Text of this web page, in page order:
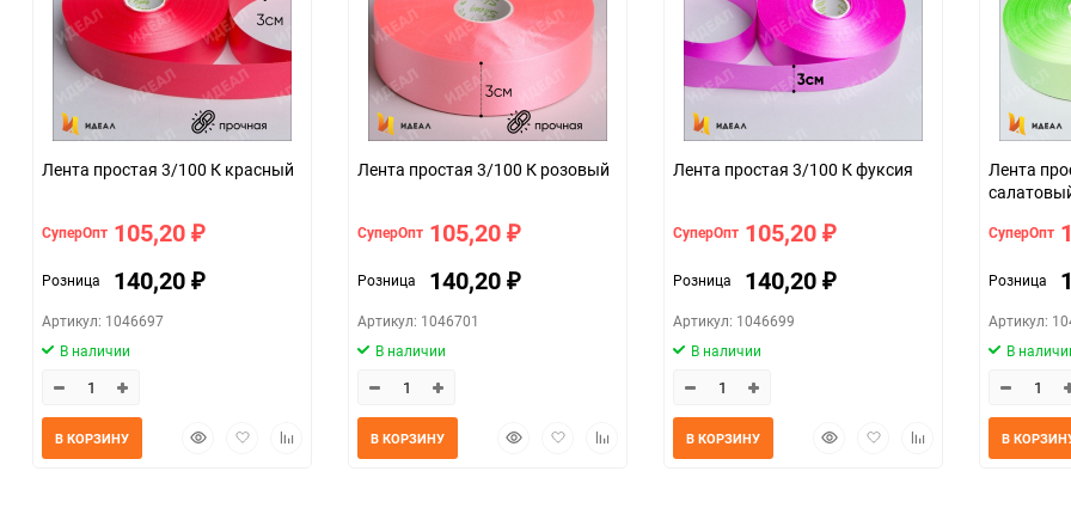
Единица измерения шт
Размер 3см*100м (простая)
07c4e68a_b330_11f0_8cc3_b03af2b6059f b2657134-d754-11f0-8cc6-
Лента простая 3/100 К красный
СуперОпт 105,20 ₽
Розница 140,20 ₽
Артикул: 1046697
В наличии
БыстрыйДобавитьДобавить
В КОРЗИНУ
Лента простая 3/100 К розовый
СуперОпт 105,20 ₽
Розница 140,20 ₽
Артикул: 1046701
В наличии
БыстрыйДобавитьДобавить
В КОРЗИНУ
Лента простая 3/100 К фуксия
СуперОпт 105,20 ₽
Розница 140,20 ₽
Артикул: 1046699
В наличии
БыстрыйДобавитьДобавить
В КОРЗИНУ
Лента
СуперОпт
Розница
Артикул:
В
В